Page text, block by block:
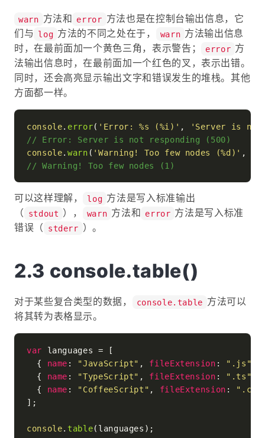
warn 方法和 error 方法也是在控制台输出信息，它
们与 log 方法的不同之处在于， warn 方法输出信息
时，在最前面加一个黄色三角，表示警告；
error 方
法输出信息时，在最前面加一个红色的叉，表示出错。
同时，还会高亮显示输出文字和错误发生的堆栈。其他
方面都一样。
console. error( 'Error: %s (%i)' ,
'Server is not
// Error: Server is not responding (500)
console.warn ( 'Warning! Too few nodes (%d)' ,
// Warning! Too few nodes (1)
可以这样理解， log 方法是写入标准输出
（
stdout ）， warn 方法和 error 方法是写入标准
错误（
stderr ）。
console.table()
对于某些复合类型的数据， console.table 方法可以
将其转为表格显示。
var languages = [
  {
name : "JavaScript" , fileExtension : ".js"
  {
name : "TypeScript" , fileExtension : ".ts"
  {
name : "CoffeeScript" , fileExtension :
];
console. table